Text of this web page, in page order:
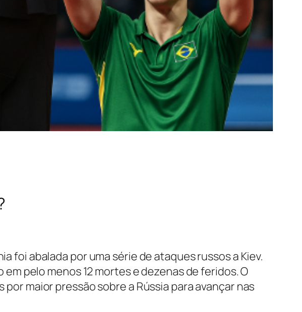
foi abalada por uma série de ataques russos a Kiev.
pelo menos 12 mortes e dezenas de feridos. O
maior pressão sobre a Rússia para avançar nas